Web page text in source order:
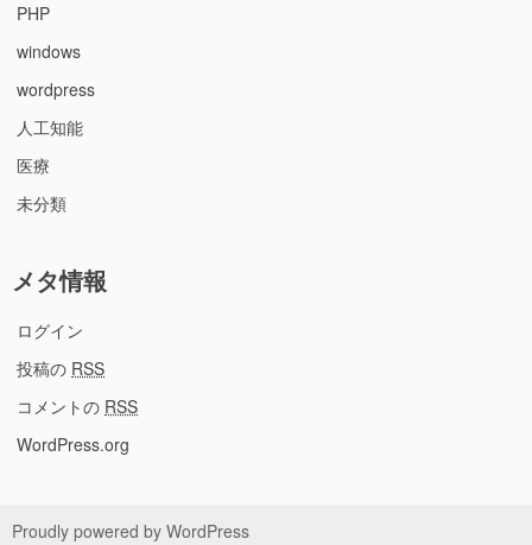
PHP
windows
wordpress
人工知能
医療
未分類
メタ情報
ログイン
投稿の RSS
コメントの RSS
WordPress.org
Proudly powered by WordPress